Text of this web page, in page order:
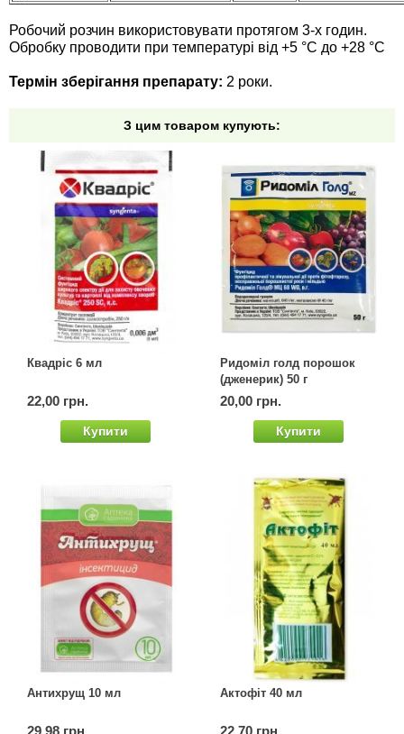
Робочий розчин використовувати протягом 3-х годин.
Обробку проводити при температурі від +5 °С до +28 °С
Термін зберігання препарату: 2 роки.
З цим товаром купують:
Квадріс 6 мл
22,00 грн.
Купити
Ридоміл голд порошок
(дженерик) 50 г
20,00 грн.
Купити
Антихрущ 10 мл
29,98 грн.
Актофіт 40 мл
22,70 грн.